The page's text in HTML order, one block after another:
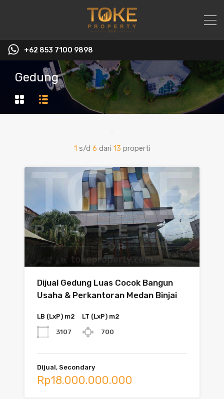
+62 853 7100 9898‬
Gedung
1 s/d 6 dari 13 properti
Dijual Gedung Luas Cocok Bangun
Usaha & Perkantoran Medan Binjai
LB (LxP) m2
3107
LT (LxP) m2
700
Dijual, Secondary
Rp18.000.000.000